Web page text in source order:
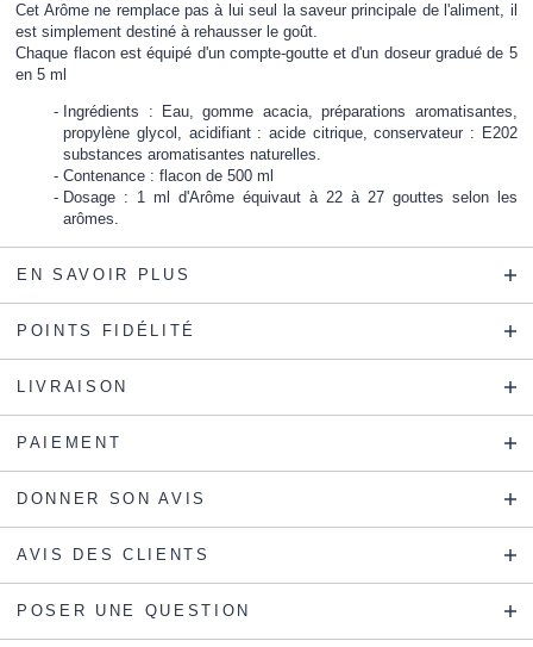
Cet Arôme ne remplace pas à lui seul la saveur principale de l'aliment, il
est simplement destiné à rehausser le goût.
Chaque flacon est équipé d'un compte-goutte et d'un doseur gradué de 5
en 5 ml
Ingrédients : Eau, gomme acacia, préparations aromatisantes,
propylène glycol, acidifiant : acide citrique, conservateur : E202
substances aromatisantes naturelles.
Contenance : flacon de 500 ml
Dosage : 1 ml d'Arôme équivaut à 22 à 27 gouttes selon les
arômes.
EN SAVOIR PLUS
POINTS FIDÉLITÉ
LIVRAISON
PAIEMENT
DONNER SON AVIS
AVIS DES CLIENTS
POSER UNE QUESTION